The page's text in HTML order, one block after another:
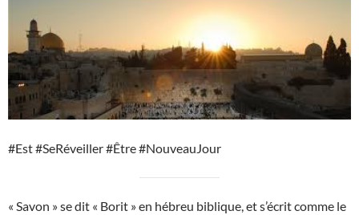
#Est #SeRéveiller #Être #NouveauJour
« Savon » se dit « Borit » en hébreu biblique, et s’écrit comme le